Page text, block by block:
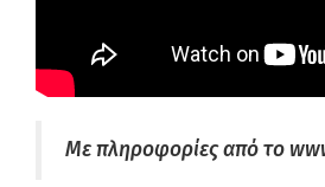
Με πληροφορίες από το